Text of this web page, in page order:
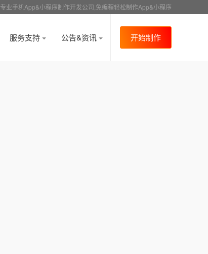
专业手机App&小程序制作开发公司,免编程轻松制作App&小程序
服务支持 公告&资讯 开始制作